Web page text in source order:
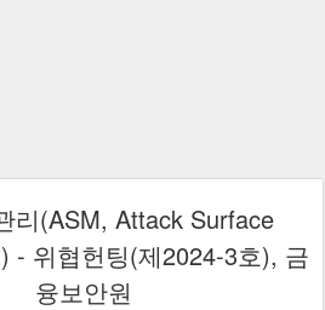
리(ASM, Attack Surface
- 위협헌팅(제2024-3호), 금
융보안원